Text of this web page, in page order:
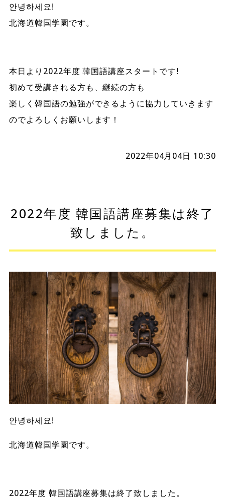
안녕하세요!
北海道韓国学園です。
本日より2022年度 韓国語講座スタートです!
初めて受講される方も、継続の方も
楽しく韓国語の勉強ができるように協力していきます
のでよろしくお願いします！
2022年04月04日 10:30
2022年度 韓国語講座募集は終了
致しました。
안녕하세요!
北海道韓国学園です。
2022年度 韓国語講座募集は終了致しました。